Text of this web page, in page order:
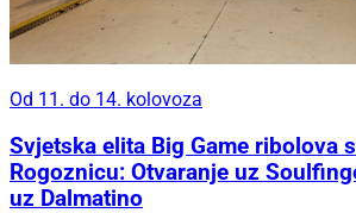
Od 11. do 14. kolovoza
Svjetska elita Big Game ribolova
Rogoznicu: Otvaranje uz
uz Dalmatino